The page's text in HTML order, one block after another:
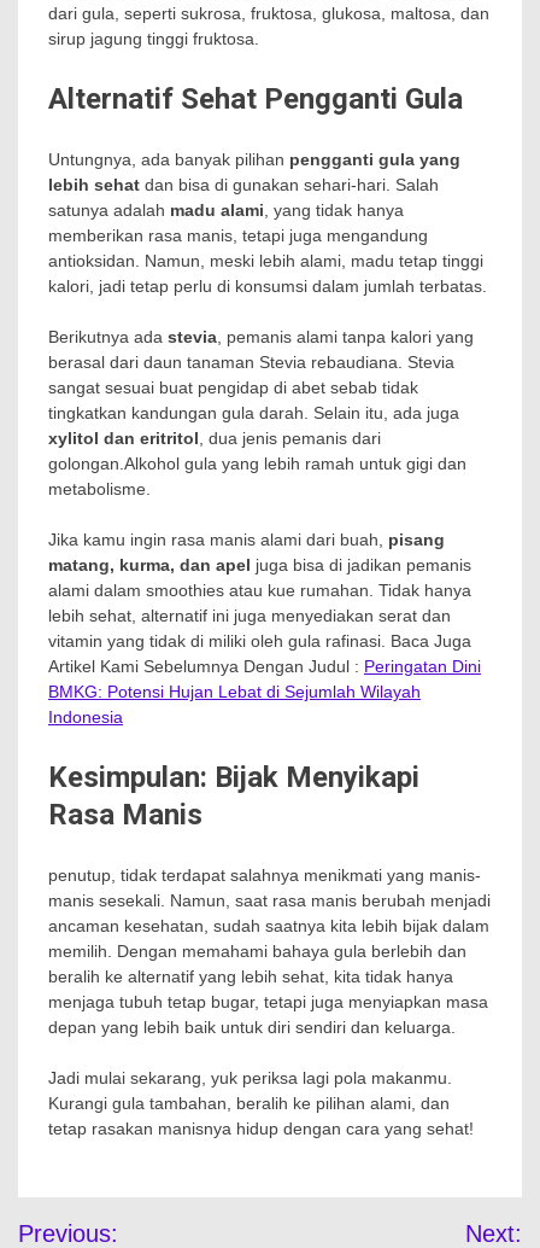
dari gula, seperti sukrosa, fruktosa, glukosa, maltosa, dan
sirup jagung tinggi fruktosa.
Alternatif Sehat Pengganti Gula
Untungnya, ada banyak pilihan pengganti gula yang
lebih sehat dan bisa di gunakan sehari-hari. Salah
satunya adalah madu alami, yang tidak hanya
memberikan rasa manis, tetapi juga mengandung
antioksidan. Namun, meski lebih alami, madu tetap tinggi
kalori, jadi tetap perlu di konsumsi dalam jumlah terbatas.
Berikutnya ada stevia, pemanis alami tanpa kalori yang
berasal dari daun tanaman Stevia rebaudiana. Stevia
sangat sesuai buat pengidap di abet sebab tidak
tingkatkan kandungan gula darah. Selain itu, ada juga
xylitol dan eritritol, dua jenis pemanis dari
golongan.Alkohol gula yang lebih ramah untuk gigi dan
metabolisme.
Jika kamu ingin rasa manis alami dari buah, pisang
matang, kurma, dan apel juga bisa di jadikan pemanis
alami dalam smoothies atau kue rumahan. Tidak hanya
lebih sehat, alternatif ini juga menyediakan serat dan
vitamin yang tidak di miliki oleh gula rafinasi. Baca Juga
Artikel Kami Sebelumnya Dengan Judul : Peringatan Dini
BMKG: Potensi Hujan Lebat di Sejumlah Wilayah
Indonesia
Kesimpulan: Bijak Menyikapi
Rasa Manis
penutup, tidak terdapat salahnya menikmati yang manis-
manis sesekali. Namun, saat rasa manis berubah menjadi
ancaman kesehatan, sudah saatnya kita lebih bijak dalam
memilih. Dengan memahami bahaya gula berlebih dan
beralih ke alternatif yang lebih sehat, kita tidak hanya
menjaga tubuh tetap bugar, tetapi juga menyiapkan masa
depan yang lebih baik untuk diri sendiri dan keluarga.
Jadi mulai sekarang, yuk periksa lagi pola makanmu.
Kurangi gula tambahan, beralih ke pilihan alami, dan
tetap rasakan manisnya hidup dengan cara yang sehat!
Navigasi
Previous: Next: